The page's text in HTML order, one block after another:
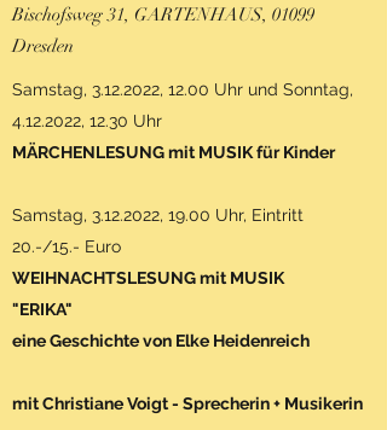
Bischofsweg 31, GARTENHAUS, 01099
Dresden
Samstag, 3.12.2022, 12.00 Uhr und Sonntag,
4.12.2022, 12.30 Uhr
MÄRCHENLESUNG mit MUSIK für Kinder
Samstag, 3.12.2022, 19.00 Uhr, Eintritt
20.-/15.- Euro
WEIHNACHTSLESUNG mit MUSIK
"ERIKA"
eine Geschichte von Elke Heidenreich
mit Christiane Voigt - Sprecherin + Musikerin